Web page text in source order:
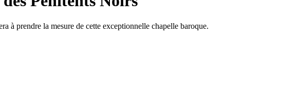
à prendre la mesure de cette exceptionnelle chapelle baroque.